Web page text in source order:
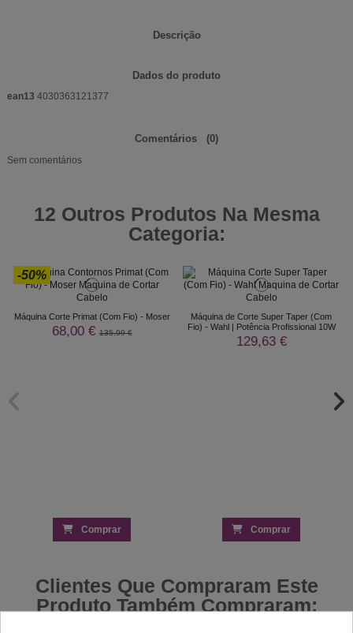
Descrição
Dados do produto
ean13 4030363121377
Comentários (0)
Sem comentários
12 Outros Produtos Na Mesma
Categoria:
-50%
Máquina Corte Primat (Com Fio) - Moser
68,00 €135,99 €
Comprar
Máquina de Corte Super Taper (Com
Fio) - Wahl | Potência Profissional 10W
129,63 €
Comprar
Clientes Que Compraram Este
Produto Também Compraram: